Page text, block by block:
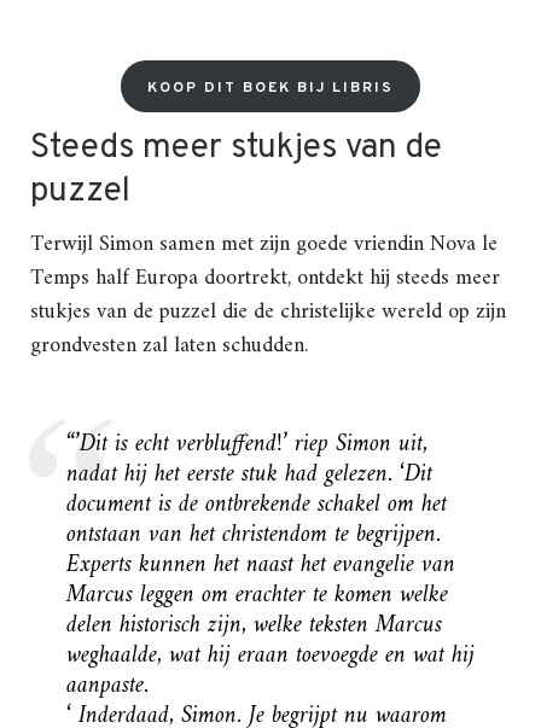
KOOP DIT BOEK BIJ LIBRIS
Steeds meer stukjes van de
puzzel
Terwijl Simon samen met zijn goede vriendin Nova le
Temps half Europa doortrekt, ontdekt hij steeds meer
stukjes van de puzzel die de christelijke wereld op zijn
grondvesten zal laten schudden.
“’Dit is echt verbluffend!’ riep Simon uit,
nadat hij het eerste stuk had gelezen. ‘Dit
document is de ontbrekende schakel om het
ontstaan van het christendom te begrijpen.
Experts kunnen het naast het evangelie van
Marcus leggen om erachter te komen welke
delen historisch zijn, welke teksten Marcus
weghaalde, wat hij eraan toevoegde en wat hij
aanpaste.
‘ Inderdaad, Simon. Je begrijpt nu waarom